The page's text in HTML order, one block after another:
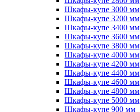
Шкафы-купе 3000 мм
Шкафы-купе 3200 мм
Шкафы-купе 3400 мм
Шкафы-купе 3600 мм
Шкафы-купе 3800 мм
Шкафы-купе 4000 мм
Шкафы-купе 4200 мм
Шкафы-купе 4400 мм
Шкафы-купе 4600 мм
Шкафы-купе 4800 мм
Шкафы-купе 5000 мм
Шкафы-купе 900 мм